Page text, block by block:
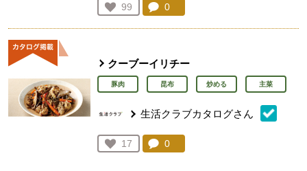
お気に入り登録：
99
人が登録
コメント：
0
クーブーイリチー
豚肉 昆布 炒める 主菜
生活クラブカタログさん
お気に入り登録：
17
人が登録
コメント：
0